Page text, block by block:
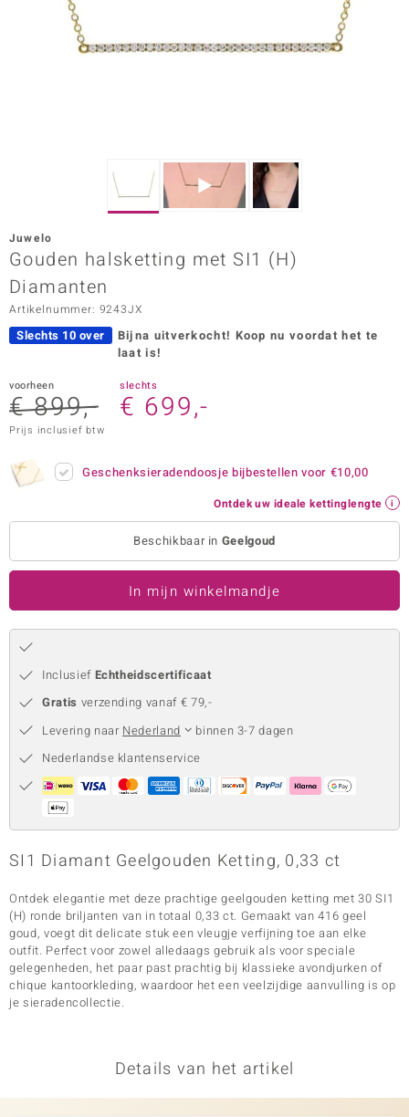
Vogue
Juwelo
Gouden halsketting met SI1 (H)
Diamanten
Artikelnummer: 9243JX
Slechts 10 over Bijna uitverkocht! Koop nu voordat het te
laat is!
voorheen
€ 899,-
slechts
€ 699,-
Prijs inclusief btw
Geschenksieradendoosje bijbestellen voor €10,00
Ontdek uw ideale kettinglengte
Beschikbaar in Geelgoud
In mijn winkelmandje
Inclusief Echtheidscertificaat
Gratis verzending vanaf € 79,-
Levering naar Nederland
binnen 3-7 dagen
Nederlandse klantenservice
SI1 Diamant Geelgouden Ketting, 0,33 ct
Ontdek elegantie met deze prachtige geelgouden ketting met 30 SI1
(H) ronde briljanten van in totaal 0,33 ct. Gemaakt van 416 geel
goud, voegt dit delicate stuk een vleugje verfijning toe aan elke
outfit. Perfect voor zowel alledaags gebruik als voor speciale
gelegenheden, het paar past prachtig bij klassieke avondjurken of
chique kantoorkleding, waardoor het een veelzijdige aanvulling is op
je sieradencollectie.
Details van het artikel